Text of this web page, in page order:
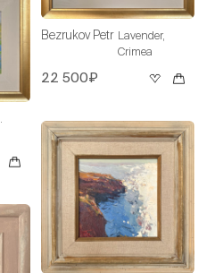
Bezrukov Petr Lavender,
Crimea
22 500₽